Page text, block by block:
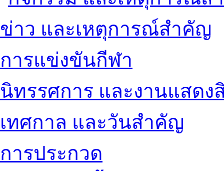
ข่าว และเหตุการณ์สำคัญ
การแข่งขันกีฬา
นิทรรศการ และงานแสดง
เทศกาล และวันสำคัญ
การประกวด